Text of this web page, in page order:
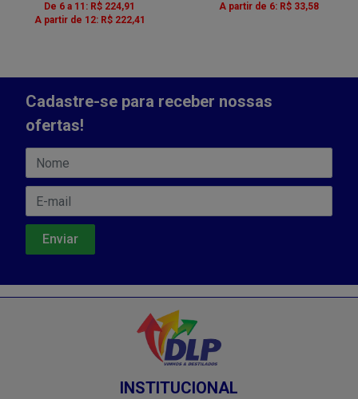
De 6 a 11: R$ 224,91
A partir de 12: R$ 222,41
A partir de 6: R$ 33,58
Cadastre-se para receber nossas
ofertas!
INSTITUCIONAL